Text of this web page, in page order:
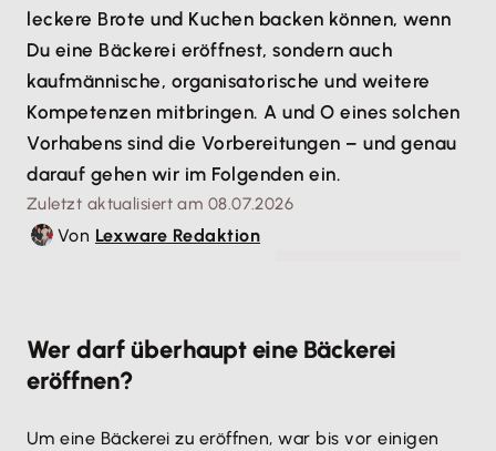
leckere Brote und Kuchen backen können, wenn
Du eine Bäckerei eröffnest, sondern auch
kaufmännische, organisatorische und weitere
Kompetenzen mitbringen. A und O eines solchen
Vorhabens sind die Vorbereitungen – und genau
darauf gehen wir im Folgenden ein.
Zuletzt aktualisiert am 08.07.2026
Von Lexware Redaktion
Wer darf überhaupt eine Bäckerei
eröffnen?
Um eine Bäckerei zu eröffnen, war bis vor einigen